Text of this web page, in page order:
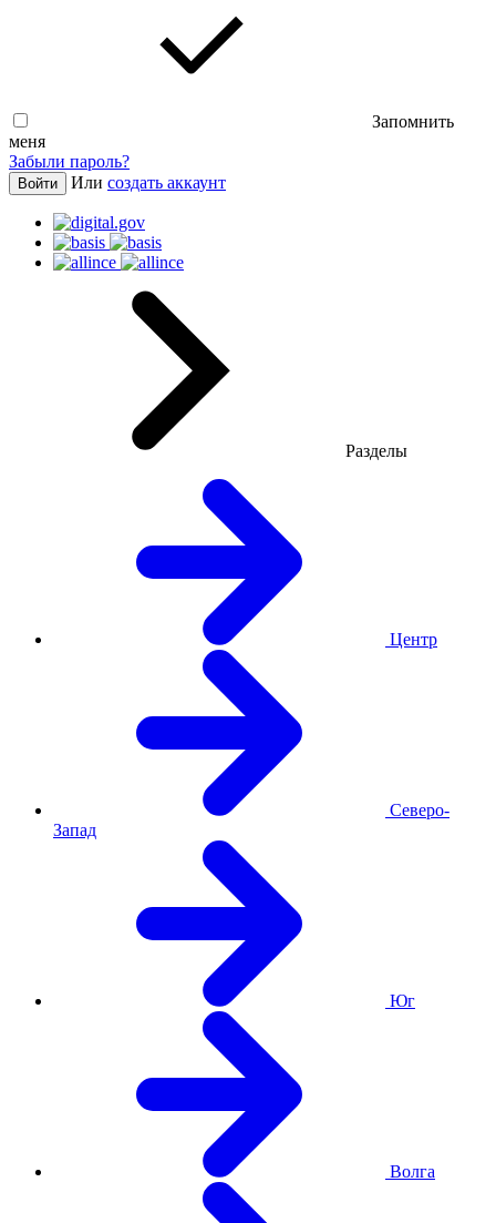
Запомнить
меня
Забыли пароль?
Войти Или создать аккаунт
Разделы
Центр
Северо-
Запад
Юг
Волга